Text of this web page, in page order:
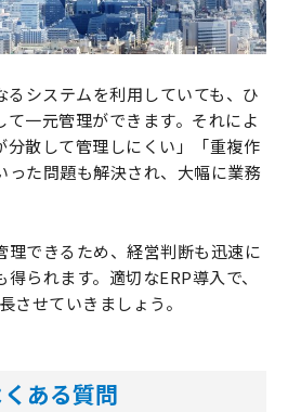
るシステムを利用していても、ひ
て一元管理ができます。それによ
分散して管理しにくい」「重複作
った問題も解決され、大幅に業務
理できるため、経営判断も迅速に
られます。適切なERP導入で、
させていきましょう。
ある質問